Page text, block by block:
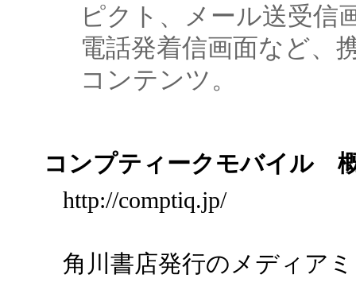
ピクト、メール送受信
電話発着信画面など、
コンテンツ。
コンプティークモバイル
http://comptiq.jp/
角川書店発行のメディア